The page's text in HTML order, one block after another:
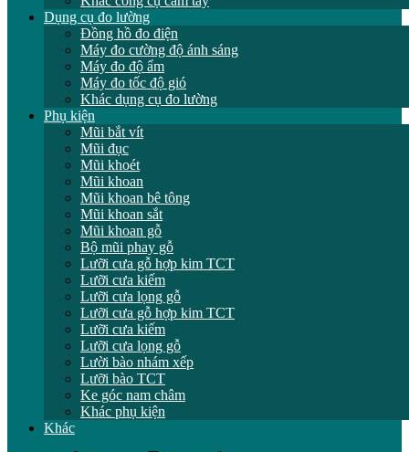
Dụng cụ đo lường
Đồng hồ đo điện
Máy đo cường độ ánh sáng
Máy đo độ ẩm
Máy đo tốc độ gió
Khác dụng cụ đo lường
Phụ kiện
Mũi bắt vít
Mũi đục
Mũi khoét
Mũi khoan
Mũi khoan bê tông
Mũi khoan sắt
Mũi khoan gỗ
Bộ mũi phay gỗ
Lưỡi cưa gỗ hợp kim TCT
Lưỡi cưa kiếm
Lưỡi cưa lọng gỗ
Lưỡi cưa gỗ hợp kim TCT
Lưỡi cưa kiếm
Lưỡi cưa lọng gỗ
Lười bào nhám xếp
Lưỡi bào TCT
Ke góc nam châm
Khác phụ kiện
Khác